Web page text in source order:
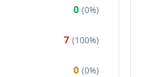
0 (0%)
7 (100%)
0 (0%)